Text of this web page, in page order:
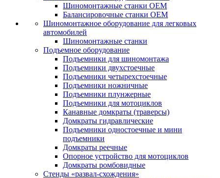
Шиномонтажные станки ОЕМ
Балансировочные станки ОЕМ
Шиномонтажное оборудование для легковых
автомобилей
Шиномонтажные станки
Подъемное оборудование
Подъемники для шиномонтажа
Подъемники двухстоечные
Подъемники четырехстоечные
Подъемники ножничные
Подъемники плунжерные
Подъемники для мотоциклов
Канавные домкраты (траверсы)
Домкраты гидравлические
Подъемники одностоечные и мини
подъемники
Домкраты реечные
Опорное устройство для мотоциклов
Домкраты ромбовидные
Стенды «развал-схождения»